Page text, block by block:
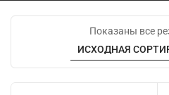
Показаны все